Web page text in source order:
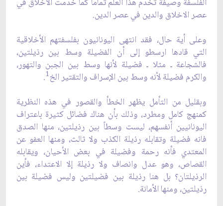
عصر الاخلاق والدين في عصر الدين.
وعلى أية حال، فقد انتهى اليونانيون بفلسفتهم الأخلاقية
التي قادها ارسطو إلى أن الفضيلة وسط بين رذيلتين،
فالشجاعة ـ مثلا ـ فضيلة لأنها وسط بين الجبن والتهور،
والكرم فضيلة لأنه وسط بين الإسراف والتقتير الخ1
.
وبقليل من التأمل يظهر الخطأ والقصور في هذه النظرية
كمنهج كامل ومطرد، وذلك بأن هناك فضائل كثيرة باعتراف
اليونانيين أنفسهم، ليست وسطاً بين رذيلتين، منها الصدق
فانه فضيلة وتقابله رذيلة الكذب ولا ثالث، ومنها العفو عن
المعتدي فأنه رحمة وفضيلة في بعض الأحيان، ويقابله
القصاص، وهو عدل وانصاف ولا رذيلة إلا الاعتداء، فأين
الرذيلتان؟ بل هنا رذيلة بين فضيلتين وليس فضيلة بين
رذيلتين، ومنها الأمانة.